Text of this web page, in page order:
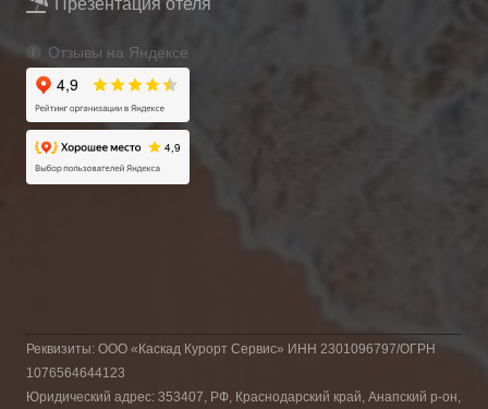
Отзывы на Яндексе
Реквизиты: ООО «Каскад Курорт Сервис» ИНН 2301096797/ОГРН
1076564644123
Юридический адрес: 353407, РФ, Краснодарский край, Анапский р-он,